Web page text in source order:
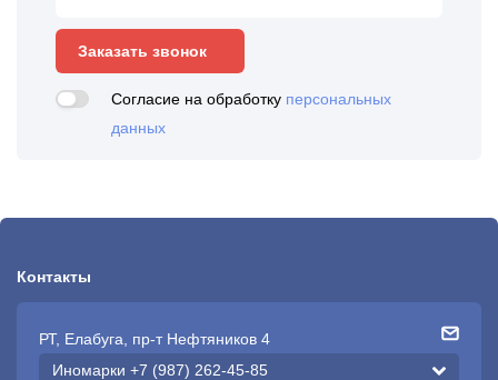
Заказать звонок
Согласие на обработку персональных
данных
Контакты
РТ, Елабуга, пр-т Нефтяников 4
Иномарки +7 (987) 262-45-85